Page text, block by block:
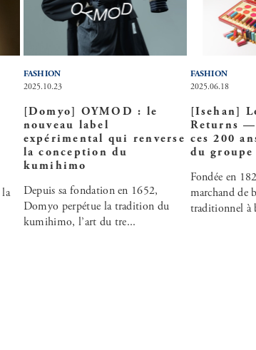
2025.10.23
[Domyo] OYMOD : le
nouveau label
expérimental qui renverse
la conception du
kumihimo
Depuis sa fondation en 1652,
Domyo perpétue la tradition du
kumihimo, l’art du tre...
FASHION
2025.06.18
[Isehan]
Returns
ces 200
du
Fondée en
marchand de
traditionnel à
FASHION